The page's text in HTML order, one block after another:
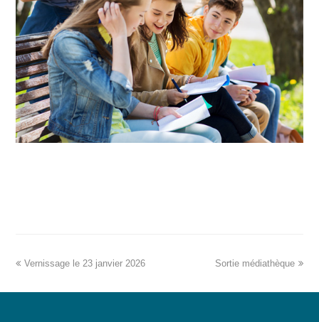
Vernissage le 23 janvier 2026 Sortie médiathèque